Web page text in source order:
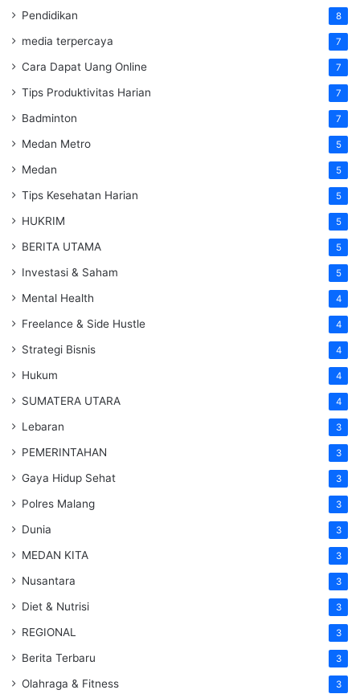
Pendidikan 8
media terpercaya 7
Cara Dapat Uang Online 7
Tips Produktivitas Harian 7
Badminton 7
Medan Metro 5
Medan 5
Tips Kesehatan Harian 5
HUKRIM 5
BERITA UTAMA 5
Investasi & Saham 5
Mental Health 4
Freelance & Side Hustle 4
Strategi Bisnis 4
Hukum 4
SUMATERA UTARA 4
Lebaran 3
PEMERINTAHAN 3
Gaya Hidup Sehat 3
Polres Malang 3
Dunia 3
MEDAN KITA 3
Nusantara 3
Diet & Nutrisi 3
REGIONAL 3
Berita Terbaru 3
Olahraga & Fitness 3